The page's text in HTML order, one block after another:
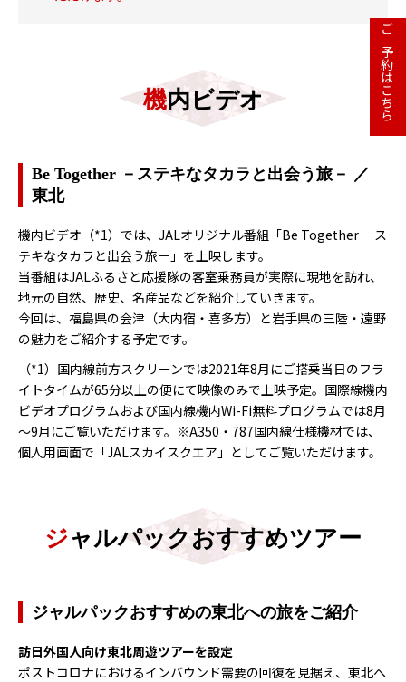
ご予約はこちら
機内ビデオ
Be Together －ステキなタカラと出会う旅－ ／
東北
機内ビデオ（*1）では、JALオリジナル番組「Be Together －ス
テキなタカラと出会う旅－」を上映します。
当番組はJALふるさと応援隊の客室乗務員が実際に現地を訪れ、
地元の自然、歴史、名産品などを紹介していきます。
今回は、福島県の会津（大内宿・喜多方）と岩手県の三陸・遠野
の魅力をご紹介する予定です。
（*1）国内線前方スクリーンでは2021年8月にご搭乗当日のフラ
イトタイムが65分以上の便にて映像のみで上映予定。国際線機内
ビデオプログラムおよび国内線機内Wi-Fi無料プログラムでは8月
～9月にご覧いただけます。※A350・787国内線仕様機材では、
個人用画面で「JALスカイスクエア」としてご覧いただけます。
ジャルパックおすすめツアー
ジャルパックおすすめの東北への旅をご紹介
訪日外国人向け東北周遊ツアーを設定
ポストコロナにおけるインバウンド需要の回復を見据え、東北へ